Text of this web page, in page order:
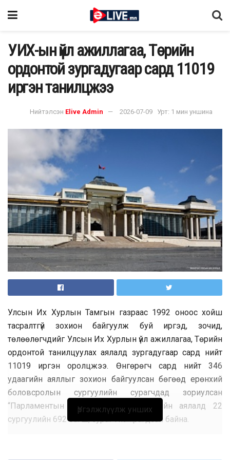
УИХ-ын үйл ажиллагаа, Төрийн
ордонтой зургадугаар сард 11019
иргэн танилцжээ
Нийтэлсэн Elive Admin 2026-07-09 Урт: 1 мин уншина
Улсын Их Хурлын Тамгын газраас 1992 оноос хойш
тасралтгүй зохион байгуулж буй иргэд, зочид,
төлөөлөгчдийг Улсын Их Хурлын үйл ажиллагаа, Төрийн
ордонтой танилцуулах аялалд зургадугаар сард нийт
11019 иргэн оролцжээ. Өнгөрөгч сард нийт 346
удаагийн аяллыг зохион байгуулсан бөгөөд ерөнхий
боловсролын сургуулийн сурагчдад зориулсан
“Парламентын боловсрол” хөтөлбөрийн аялалд 22
сургуулийн 692 багш, сурагч хамрагдсан байна.
Үргэлжлүүлж унших